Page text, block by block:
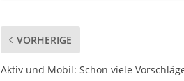
VORHERIGE
Aktiv und Mobil: Schon viele